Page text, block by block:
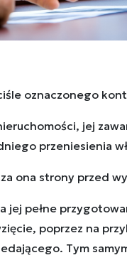
oznaczonego
jej
przeniesienia
ona strony przed
jej pełne
poprzez na
Tym